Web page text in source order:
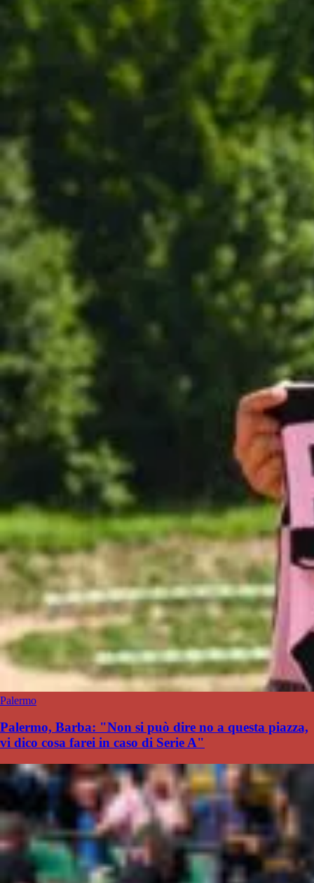
Palermo
Palermo, Barba: "Non si può dire no a questa piazza,
vi dico cosa farei in caso di Serie A"